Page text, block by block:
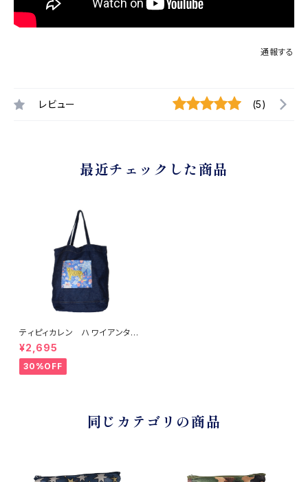
通報する
レビュー (5)
最近チェックした商品
ティピィカレン ハワイアンタイ
ガーデニムトートマイバッグ
¥2,695
30%OFF
同じカテゴリの商品